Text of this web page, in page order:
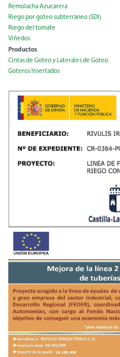
Remolacha Azucarera
Riego por goteo subterráneo (SDI)
Riego del tomate
Viñedos
Productos
Cintas de Goteo y Laterales de Goteo
Goteros Insertados